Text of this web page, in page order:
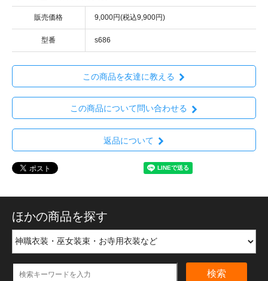
販売価格 9,000円(税込9,900円)
型番 s686
この商品を友達に教える
この商品について問い合わせる
返品について
ほかの商品を探す
検索